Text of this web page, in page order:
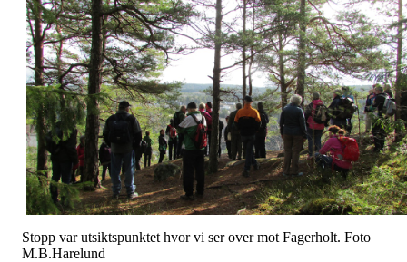
Stopp var utsiktspunktet hvor vi ser over mot Fagerholt. Foto
M.B.Harelund